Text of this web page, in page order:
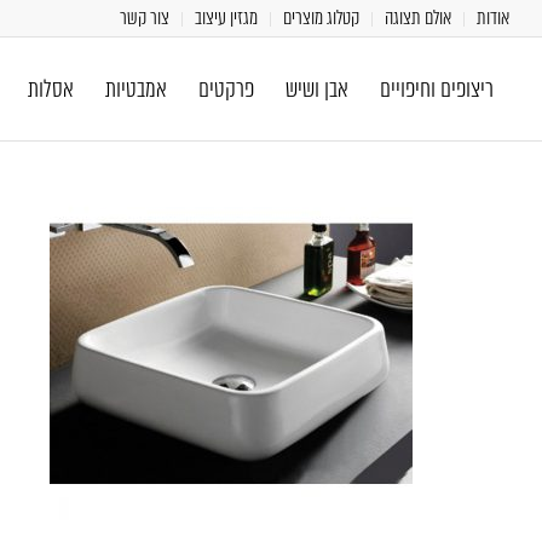
אודות אולם תצוגה קטלוג מוצרים מגזין עיצוב צור קשר
ריצופים וחיפויים אבן ושיש פרקטים אמבטיות אסלות